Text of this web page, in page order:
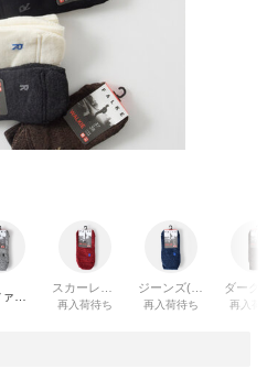
再入荷待ち 再入荷待ち 再入荷